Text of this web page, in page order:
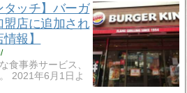
タッチ】バーガ
盟店に追加され
報】
食事券サービス、
2021年6月1日よ